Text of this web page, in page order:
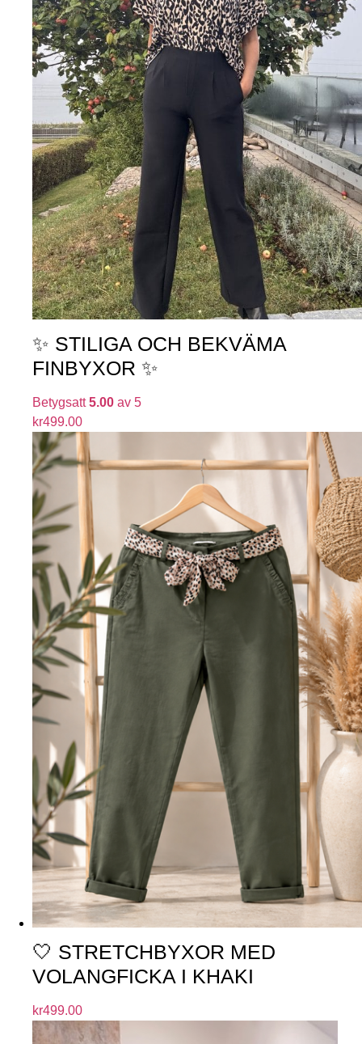
✨ STILIGA OCH BEKVÄMA
FINBYXOR ✨
Betygsatt5.00 av 5
kr499.00
🤍 STRETCHBYXOR MED
VOLANGFICKA I KHAKI
kr499.00